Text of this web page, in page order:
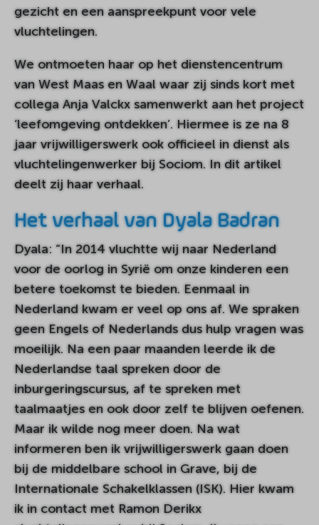
gezicht en een aanspreekpunt voor vele
vluchtelingen.
We ontmoeten haar op het dienstencentrum
van West Maas en Waal waar zij sinds kort met
collega Anja Valckx samenwerkt aan het project
‘leefomgeving ontdekken’. Hiermee is ze na 8
jaar vrijwilligerswerk ook officieel in dienst als
vluchtelingenwerker bij Sociom. In dit artikel
deelt zij haar verhaal.
Het verhaal van Dyala Badran
Dyala: “In 2014 vluchtte wij naar Nederland
voor de oorlog in Syrië om onze kinderen een
betere toekomst te bieden. Eenmaal in
Nederland kwam er veel op ons af. We spraken
geen Engels of Nederlands dus hulp vragen was
moeilijk. Na een paar maanden leerde ik de
Nederlandse taal spreken door de
inburgeringscursus, af te spreken met
taalmaatjes en ook door zelf te blijven oefenen.
Maar ik wilde nog meer doen. Na wat
informeren ben ik vrijwilligerswerk gaan doen
bij de middelbare school in Grave, bij de
Internationale Schakelklassen (ISK). Hier kwam
ik in contact met Ramon Derikx